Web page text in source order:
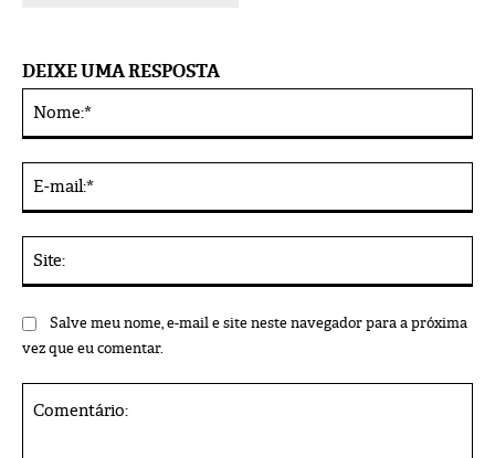
DEIXE UMA RESPOSTA
Salve meu nome, e-mail e site neste navegador para a próxima
vez que eu comentar.